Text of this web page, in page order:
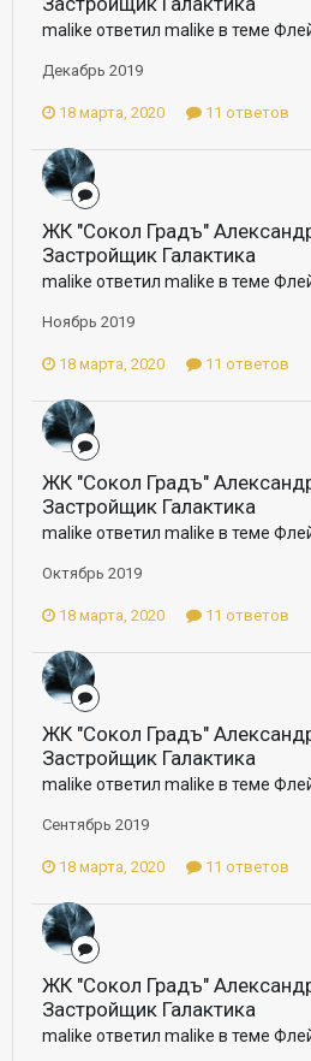
malike ответил malike в теме
Декабрь 2019
18 марта, 2020 11 ответов
ЖК "Сокол Градъ"
Застройщик Галактика
malike ответил malike в теме
Ноябрь 2019
18 марта, 2020 11 ответов
ЖК "Сокол Градъ"
Застройщик Галактика
malike ответил malike в теме
Октябрь 2019
18 марта, 2020 11 ответов
ЖК "Сокол Градъ"
Застройщик Галактика
malike ответил malike в теме
Сентябрь 2019
18 марта, 2020 11 ответов
ЖК "Сокол Градъ"
Застройщик Галактика
malike ответил malike в теме